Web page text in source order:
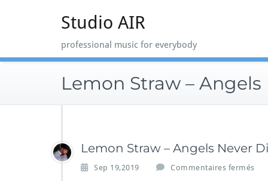
Studio AIR
professional music for everybody
Lemon Straw – Angels
Lemon Straw – Angels Never
Sep 19,2019 Commentaires fermés